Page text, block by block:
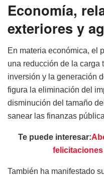
Economía,
exteriores y
En materia económica, el
una reducción de la carga
inversión y la generación
figura la eliminación del
disminución del tamaño
sanear las finanzas
Te puede interesar:
También ha manifestado